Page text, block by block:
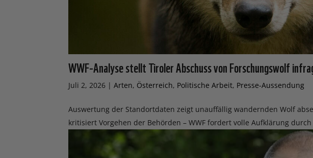
WWF-Analyse stellt Tiroler Abschuss von Forschungswolf
Juli 2, 2026 |Arten, Österreich, Politische Arbeit, Presse-Aussendung
Auswertung der Standortdaten zeigt unauffällig wandernden Wolf
kritisiert Vorgehen der Behörden – WWF fordert volle Aufklärung